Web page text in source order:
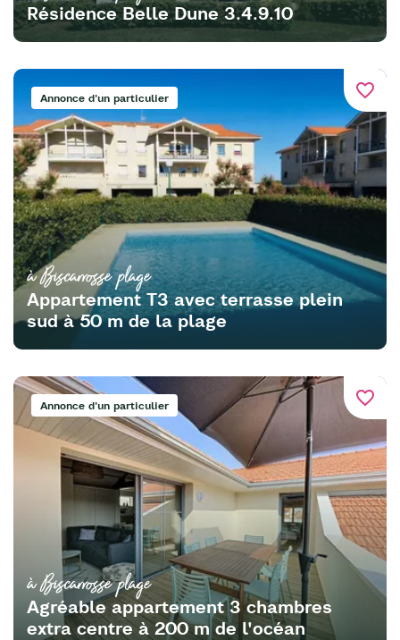
Résidence Belle Dune 3.4.9.10
favorite_border
Annonce d'un particulier
à Biscarrosse plage
Appartement T3 avec terrasse plein
sud à 50 m de la plage
favorite_border
Annonce d'un particulier
à Biscarrosse plage
Agréable appartement 3 chambres
extra centre à 200 m de l'océan